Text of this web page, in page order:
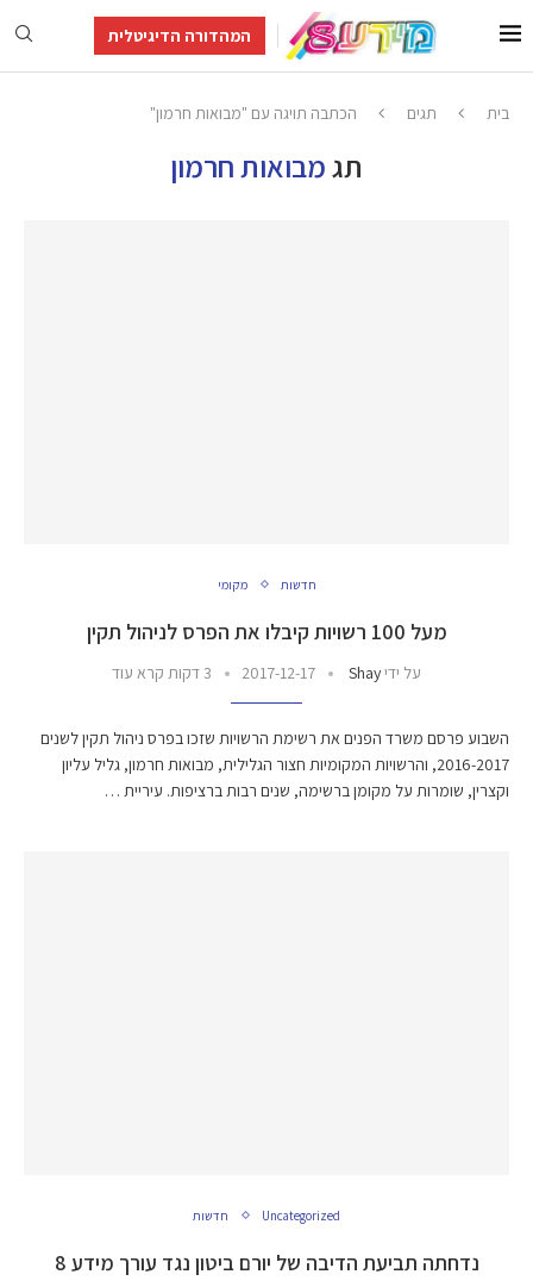
המהדורה הדיגיטלית
בית תגים הכתבה תויגה עם "מבואות חרמון"
תגמבואות חרמון
חדשות מקומי
מעל 100 רשויות קיבלו את הפרס לניהול תקין
על ידיShay
2017-12-17 3 דקות קרא עוד
השבוע פרסם משרד הפנים את רשימת הרשויות שזכו בפרס ניהול תקין לשנים
2016-2017, והרשויות המקומיות חצור הגלילית, מבואות חרמון, גליל עליון
וקצרין, שומרות על מקומן ברשימה, שנים רבות ברציפות. עיריית …
Uncategorized חדשות
נדחתה תביעת הדיבה של יורם ביטון נגד עורך מידע 8